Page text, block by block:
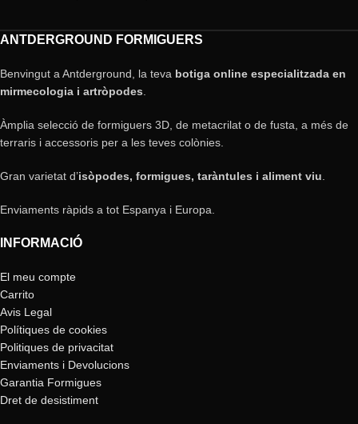
ANTDERGROUND FORMIGUERS
Benvingut a Antderground, la teva botiga online especialitzada en
mirmecologia i artròpodes
Àmplia selecció de formiguers 3D, de metacrilat o de fusta, a més de
terraris i accessoris per a les teves colònies.
Gran varietat d’isòpodes, formigues, taràntules i aliment viu
Enviaments ràpids a tot Espanya i Europa.
INFORMACIÓ
El meu compte
Carrito
Avis Legal
Polítiques de cookies
Politiques de privacitat
Enviaments i Devolucions
Garantia Formigues
Dret de desistiment